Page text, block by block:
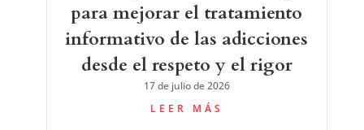
para mejorar el tratamiento
informativo de las adicciones
desde el respeto y el rigor
17 de julio de 2026
LEER MÁS